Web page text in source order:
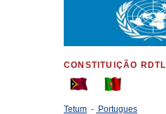
CONSTITUIÇÃO RDTL
Tetum - Portugues